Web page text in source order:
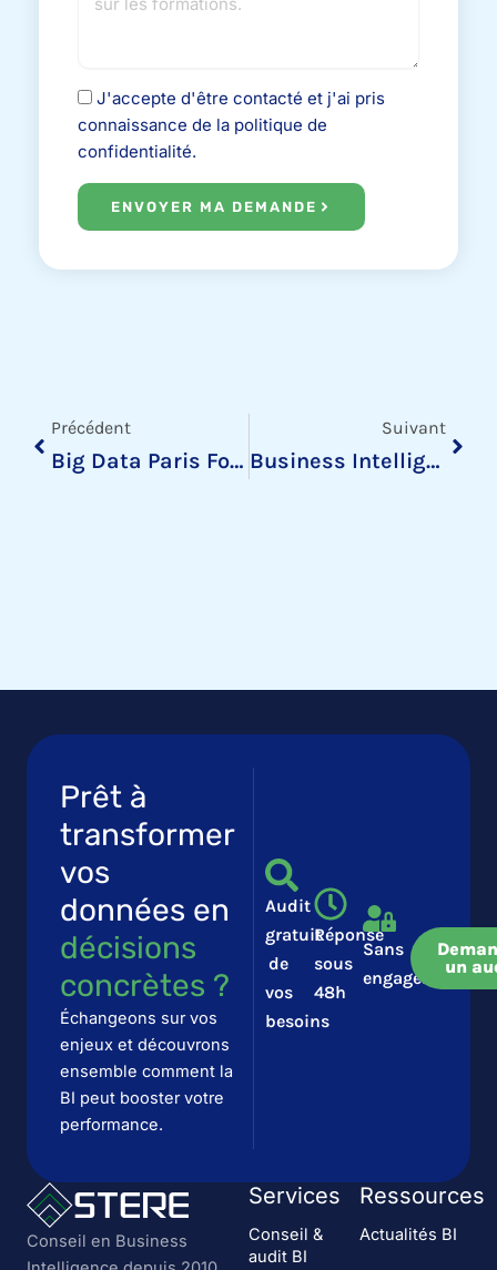
J'accepte d'être contacté et j'ai pris
connaissance de la politique de
confidentialité.
ENVOYER MA DEMANDE
Précédent
Big Data Paris Focus Sur Évènement Du Printemps
Suivant
Business Intelligence : Comment Et Pourquoi L’adopter
Prêt à
transformer
vos
données en
décisions
concrètes ?​​
Échangeons sur vos
enjeux et découvrons
ensemble comment la
BI peut booster votre
performance.
Audit
gratuit
de
vos
besoins
Réponse
sous
48h
Sans
engagement
un
Conseil en Business
Services
Conseil &
audit BI
Ressources
Actualités BI